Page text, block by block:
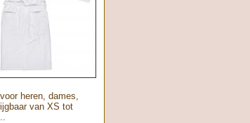
heren, dames,
van XS tot